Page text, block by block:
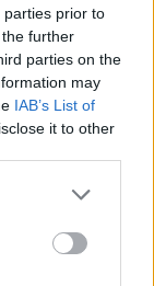
parties prior to
further
parties on the
may
IAB’s List of
it to other
El Mala. Il
il trasferimento
e preferendo
big europea.
da De Zerbi
26 straripante,
e prestazioni
come uno dei